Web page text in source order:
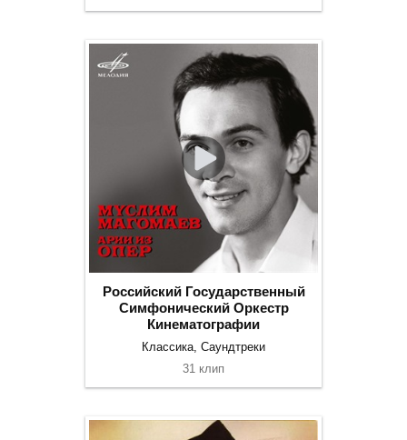
Российский Государственный
Симфонический Оркестр
Кинематографии
Классика, Саундтреки
31 клип